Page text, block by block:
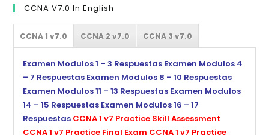
CCNA V7.0 In English
CCNA 1 v7.0 CCNA 2 v7.0 CCNA 3 v7.0
Examen Modulos 1 – 3 Respuestas Examen Modulos 4
– 7 Respuestas Examen Modulos 8 – 10 Respuestas
Examen Modulos 11 – 13 Respuestas Examen Modulos
14 – 15 Respuestas Examen Modulos 16 – 17
Respuestas CCNA 1 v7 Practice Skill Assessment
CCNA 1 v7 Practice Final Exam CCNA 1 v7 Practice